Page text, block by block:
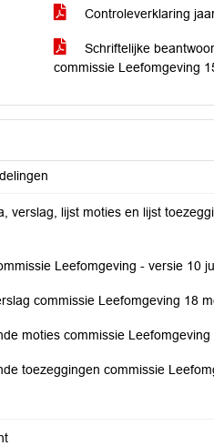
Controleverklaring
Schriftelijke
commissie Leefomgeving
verslag, lijst moties en lijst
Leefomgeving - versie 10
commissie Leefomgeving 18
moties commissie Leefomgeving
toezeggingen commissie